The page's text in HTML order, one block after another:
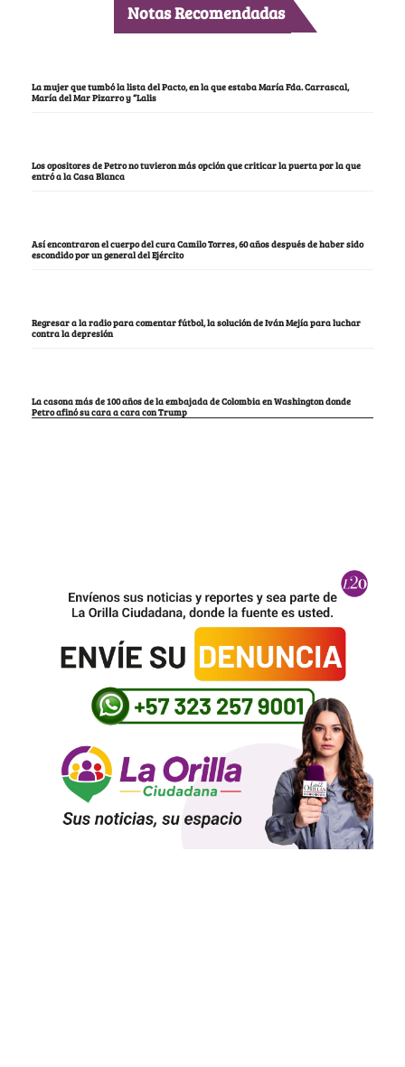
Notas Recomendadas
La mujer que tumbó la lista del Pacto, en la que estaba María Fda. Carrascal,
María del Mar Pizarro y “Lalis
Los opositores de Petro no tuvieron más opción que criticar la puerta por la que
entró a la Casa Blanca
Así encontraron el cuerpo del cura Camilo Torres, 60 años después de haber sido
escondido por un general del Ejército
Regresar a la radio para comentar fútbol, la solución de Iván Mejía para luchar
contra la depresión
La casona más de 100 años de la embajada de Colombia en Washington donde
Petro afinó su cara a cara con Trump